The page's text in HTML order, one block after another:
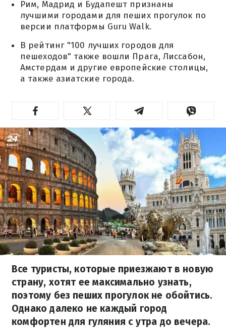
Рим, Мадрид и Будапешт признаны
лучшими городами для пеших прогулок по
версии платформы Guru Walk.
В рейтинг "100 лучших городов для
пешеходов" также вошли Прага, Лиссабон,
Амстердам и другие европейские столицы,
а также азиатские города.
Все туристы, которые приезжают в новую
страну, хотят ее максимально узнать,
поэтому без пеших прогулок не обойтись.
Однако далеко не каждый город
комфортен для гуляния с утра до вечера.